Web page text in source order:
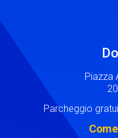
Piazza
Parcheggio